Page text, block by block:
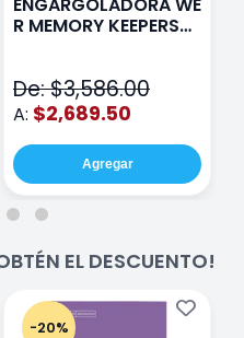
R MEMORY KEEPERS
De: $3,586.00
A: $2,689.50
Agregar
EL DESCUENTO!
-20%